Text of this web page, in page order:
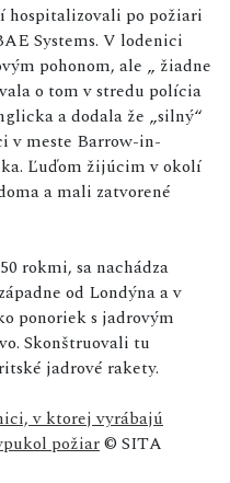
hospitalizovali po požiari
Systems. V lodenici
pohonom, ale „ žiadne
o tom v stredu polícia
a dodala že „silný“
v meste Barrow-in-
Ľuďom žijúcim v okolí
a mali zatvorené
rokmi, sa nachádza
od Londýna a v
ponoriek s jadrovým
Skonštruovali tu
jadrové rakety.
v ktorej vyrábajú
požiar© SITA